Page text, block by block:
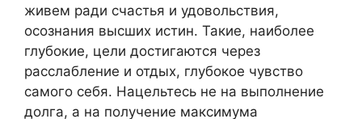
живем ради счастья и удовольствия,
осознания высших истин. Такие, наиболее
глубокие, цели достигаются через
расслабление и отдых, глубокое чувство
самого себя. Нацельтесь не на выполнение
долга, а на получение максимума